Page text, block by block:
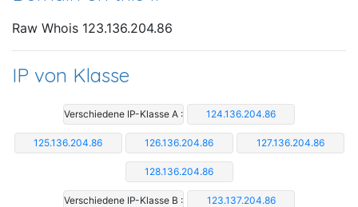
Raw Whois 123.136.204.86
IP von Klasse
Verschiedene IP-Klasse A : 124.136.204.86
125.136.204.86 126.136.204.86 127.136.204.86
128.136.204.86
Verschiedene IP-Klasse B : 123.137.204.86